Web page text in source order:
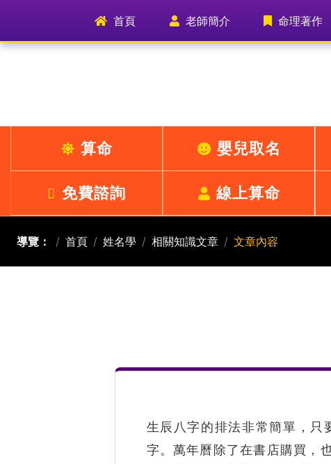
首頁(current) 老師簡介 命理著作
算命 嬰兒取名
免費諮詢 線上算命
導覽： 首頁 姓名學 相關知識文章 文章內容
生辰八字的排法非常簡單，只
字。萬年曆除了在書店購買，